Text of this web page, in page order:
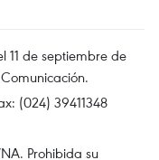
11 de septiembre de
(024) 39411348
Prohibida su